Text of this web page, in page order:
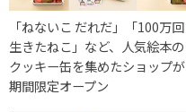
「ねないこ だれだ」「100万回
生きたねこ」など、人気絵本の
クッキー缶を集めたショップが
期間限定オープン